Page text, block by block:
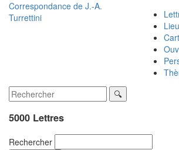
Correspondance de J.-A.
Turrettini
5000 Lettres
Rechercher